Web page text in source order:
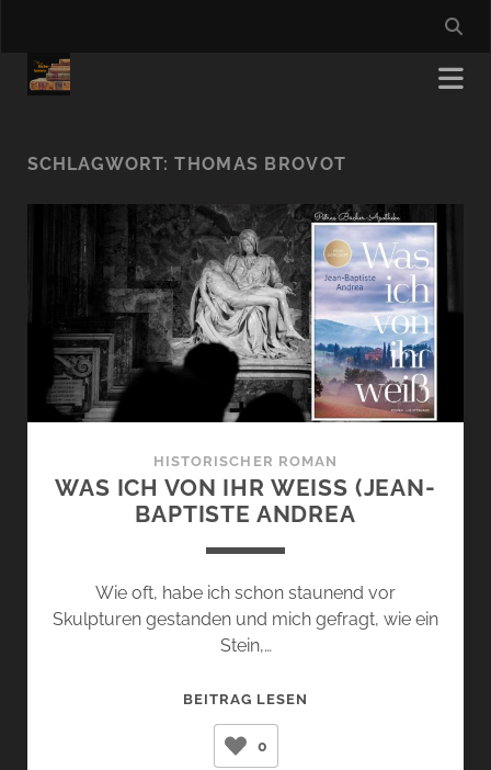
SCHLAGWORT:THOMAS BROVOT
HISTORISCHER ROMAN
WAS ICH VON IHR WEISS (JEAN-B
APTISTE ANDREA
Wie oft, habe ich schon staunend vor
Skulpturen gestanden und mich gefragt, wie ein
Stein,…
BEITRAG LESEN
0